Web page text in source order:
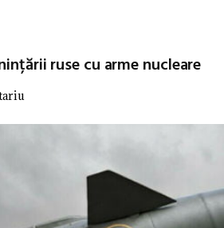
ruse cu arme nucleare